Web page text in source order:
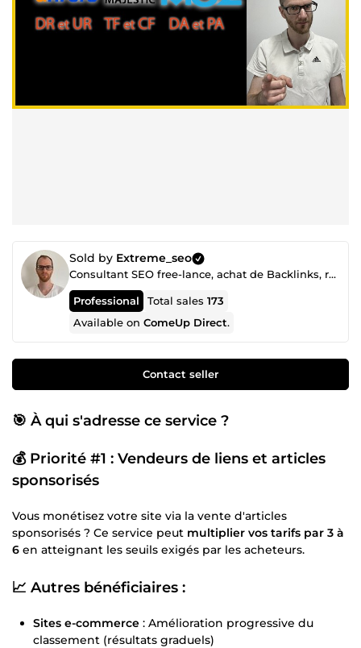
Sold by Extreme_seo
Consultant SEO free-lance, achat de Backlinks, référencement Google et LLMConsultant SEO
Professional Total sales173
Available onComeUp Direct.
Contact seller
🎯 À qui s'adresse ce service ?
💰 Priorité #1 : Vendeurs de liens et articles
sponsorisés
Vous monétisez votre site via la vente d'articles
sponsorisés ? Ce service peut multiplier vos tarifs par 3 à
6 en atteignant les seuils exigés par les acheteurs.
📈 Autres bénéficiaires :
Sites e-commerce : Amélioration progressive du
classement (résultats graduels)